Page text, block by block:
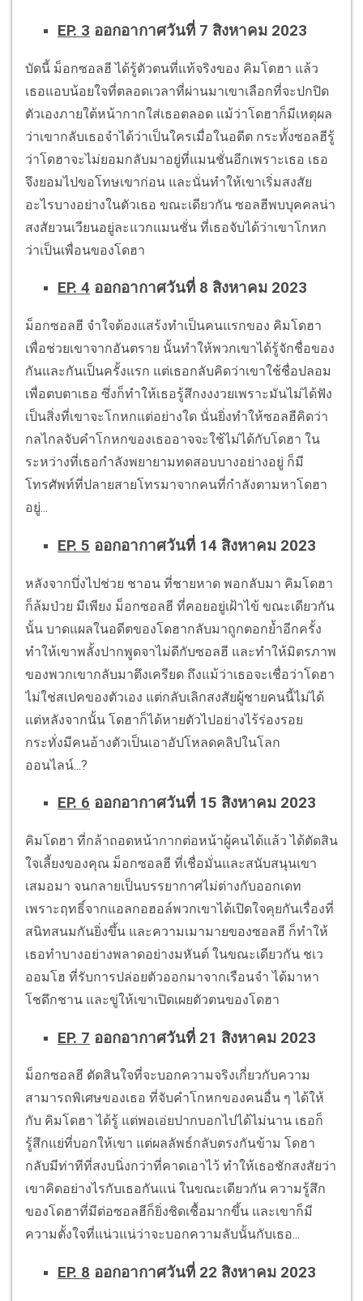
EP. 3 ออกอากาศวันที่ 7 สิงหาคม 2023
บัดนี้ ม็อกซอลฮี ได้รู้ตัวตนที่แท้จริงของ คิมโดฮา แล้ว
เธอแอบน้อยใจที่ตลอดเวลาที่ผ่านมาเขาเลือกที่จะปกปิด
ตัวเองภายใต้หน้ากากใส่เธอตลอด แม้ว่าโดฮาก็มีเหตุผล
ว่าเขากลับเธอจำได้ว่าเป็นใครเมื่อในอดีต กระทั้งซอลฮีรู้
ว่าโดฮาจะไม่ยอมกลับมาอยู่ที่แมนชั่นอีกเพราะเธอ เธอ
จึงยอมไปขอโทษเขาก่อน และนั่นทำให้เขาเริ่มสงสัย
อะไรบางอย่างในตัวเธอ ขณะเดียวกัน ซอลฮีพบบุคคลน่า
สงสัยวนเวียนอยู่ละแวกแมนชั่น ที่เธอจับได้ว่าเขาโกหก
ว่าเป็นเพื่อนของโดฮา
EP. 4 ออกอากาศวันที่ 8 สิงหาคม 2023
ม็อกซอลฮี จำใจต้องแสร้งทำเป็นคนแรกของ คิมโดฮา
เพื่อช่วยเขาจากอันตราย นั้นทำให้พวกเขาได้รู้จักชื่อของ
กันและกันเป็นครั้งแรก แต่เธอกลับคิดว่าเขาใช้ชื่อปลอม
เพื่อตบตาเธอ ซึ่งก็ทำให้เธอรู้สึกงงงวยเพราะมันไม่ได้ฟัง
เป็นสิ่งที่เขาจะโกหกแต่อย่างใด นั่นยิ่งทำให้ซอลฮีคิดว่า
กลไกลจับคำโกหกของเธออาจจะใช้ไม่ได้กับโดฮา ใน
ระหว่างที่เธอกำลังพยายามทดสอบบางอย่างอยู่ ก็มี
โทรศัพท์ที่ปลายสายโทรมาจากคนที่กำลังตามหาโดฮา
อยู่...
EP. 5 ออกอากาศวันที่ 14 สิงหาคม 2023
หลังจากบึ่งไปช่วย ชาอน ที่ชายหาด พอกลับมา คิมโดฮา
ก็ล้มป่วย มีเพียง ม็อกซอลฮี ที่คอยอยู่เฝ้าไข้ ขณะเดียวกัน
นั้น บาดแผลในอดีตของโดฮากลับมาถูกตอกย้ำอีกครั้ง
ทำให้เขาพลั้งปากพูดจาไม่ดีกับซอลฮี และทำให้มิตรภาพ
ของพวกเขากลับมาตึงเครียด ถึงแม้ว่าเธอจะเชื่อว่าโดฮา
ไม่ใช่สเปคของตัวเอง แต่กลับเลิกสงสัยผู้ชายคนนี้ไม่ได้
แต่หลังจากนั้น โดฮาก็ได้หายตัวไปอย่างไร้ร่องรอย
กระทั่งมีคนอ้างตัวเป็นเอาอัปโหลดคลิปในโลก
ออนไลน์...?
EP. 6 ออกอากาศวันที่ 15 สิงหาคม 2023
คิมโดฮา ที่กล้าถอดหน้ากากต่อหน้าผู้คนได้แล้ว ได้ตัดสิน
ใจเลี้ยงของคุณ ม็อกซอลฮี ที่เชื่อมั่นและสนับสนุนเขา
เสมอมา จนกลายเป็นบรรยากาศไม่ต่างกับออกเดท
เพราะฤทธิ์จากแอลกอฮอล์พวกเขาได้เปิดใจคุยกันเรื่องที่
สนิทสนมกันยิ่งขึ้น และความเมามายของซอลฮี ก็ทำให้
เธอทำบางอย่างพลาดอย่างมหันต์ ในขณะเดียวกัน ชเว
ออมโฮ ที่รับการปล่อยตัวออกมาจากเรือนจำ ได้มาหา
โชดึกชาน และขู่ให้เขาเปิดเผยตัวตนของโดฮา
EP. 7 ออกอากาศวันที่ 21 สิงหาคม 2023
ม็อกซอลฮี ตัดสินใจที่จะบอกความจริงเกี่ยวกับความ
สามารถพิเศษของเธอ ที่จับคำโกหกของคนอื่น ๆ ได้ให้
กับ คิมโดฮา ได้รู้ แต่พอเอ่ยปากบอกไปได้ไม่นาน เธอก็
รู้สึกแย่ที่บอกให้เขา แต่ผลลัพธ์กลับตรงกันข้าม โดฮา
กลับมีท่าทีที่สงบนิ่งกว่าที่คาดเอาไว้ ทำให้เธอชักสงสัยว่า
เขาคิดอย่างไรกับเธอกันแน่ ในขณะเดียวกัน ความรู้สึก
ของโดฮาที่มีต่อซอลฮีก็ยิ่งชิดเชื้อมากขึ้น และเขาก็มี
ความตั้งใจที่แน่วแน่ว่าจะบอกความลับนั้นกับเธอ...
EP. 8 ออกอากาศวันที่ 22 สิงหาคม 2023